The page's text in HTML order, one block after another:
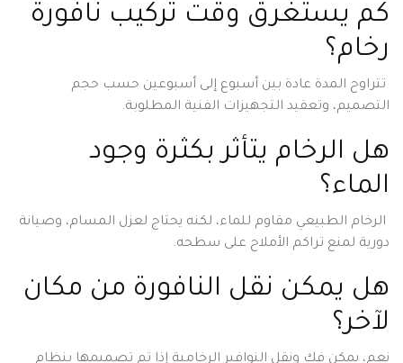
كم يستغرق وقت تركيب نافورة
رخام؟
تتراوح المدة عادة بين أسبوع إلى أسبوعين حسب حجم
التصميم، وتعقيد التجهيزات الفنية المطلوبة.
هل الرخام يتأثر بكثرة وجود
الماء؟
الرخام الطبيعي مقاوم للماء، لكنه يحتاج لعزل المسام، وصيانة
دورية لمنع تراكم الأملاح على سطحه.
هل يمكن نقل النافورة من مكان
لآخر؟
نعم، يمكن فك ونقل النوافير الرخامية إذا تم تصميمها بنظام